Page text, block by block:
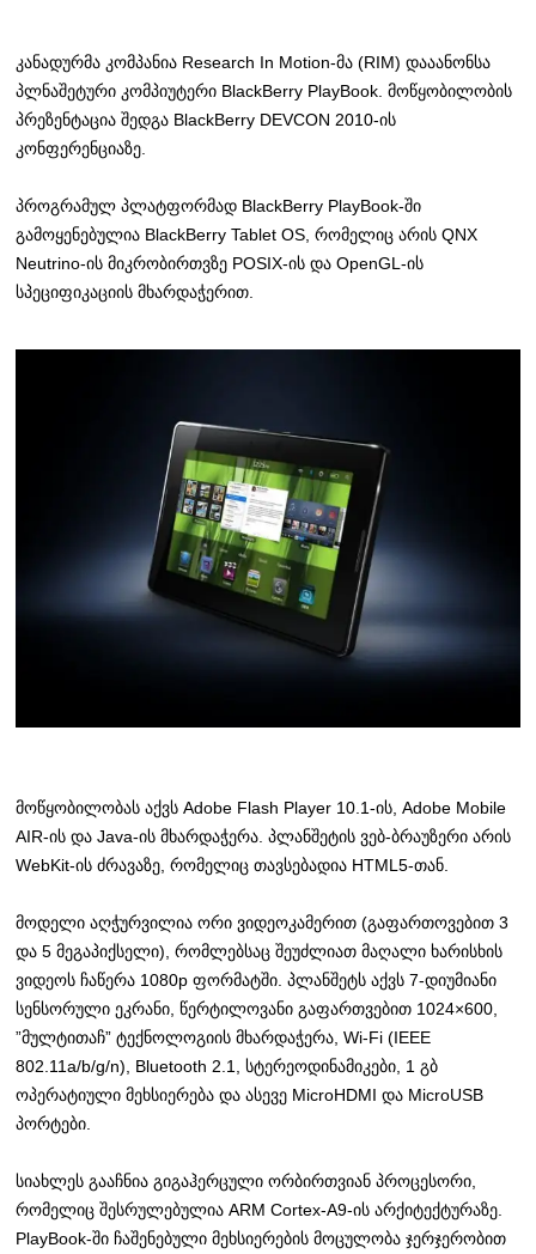
კანადურმა კომპანია Research In Motion-მა (RIM) დააანონსა
პლნაშეტური კომპიუტერი BlackBerry PlayBook. მოწყობილობის
პრეზენტაცია შედგა BlackBerry DEVCON 2010-ის
კონფერენციაზე.
პროგრამულ პლატფორმად BlackBerry PlayBook-ში
გამოყენებულია BlackBerry Tablet OS, რომელიც არის QNX
Neutrino-ის მიკრობირთვზე POSIX-ის და OpenGL-ის
სპეციფიკაციის მხარდაჭერით.
მოწყობილობას აქვს Adobe Flash Player 10.1-ის, Adobe Mobile
AIR-ის და Java-ის მხარდაჭერა. პლანშეტის ვებ-ბრაუზერი არის
WebKit-ის ძრავაზე, რომელიც თავსებადია HTML5-თან.
მოდელი აღჭურვილია ორი ვიდეოკამერით (გაფართოვებით 3
და 5 მეგაპიქსელი), რომლებსაც შეუძლიათ მაღალი ხარისხის
ვიდეოს ჩაწერა 1080p ფორმატში. პლანშეტს აქვს 7-დიუმიანი
სენსორული ეკრანი, წერტილოვანი გაფართვებით 1024×600,
”მულტითაჩ” ტექნოლოგიის მხარდაჭერა, Wi-Fi (IEEE
802.11a/b/g/n), Bluetooth 2.1, სტერეოდინამიკები, 1 გბ
ოპერატიული მეხსიერება და ასევე MicroHDMI და MicroUSB
პორტები.
სიახლეს გააჩნია გიგაჰერცული ორბირთვიან პროცესორი,
რომელიც შესრულებულია ARM Cortex-A9-ის არქიტექტურაზე.
PlayBook-ში ჩაშენებული მეხსიერების მოცულობა ჯერჯერობით